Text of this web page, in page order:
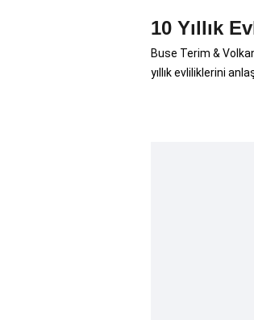
10 Yıllık
Buse Terim &
yıllık evliliklerini